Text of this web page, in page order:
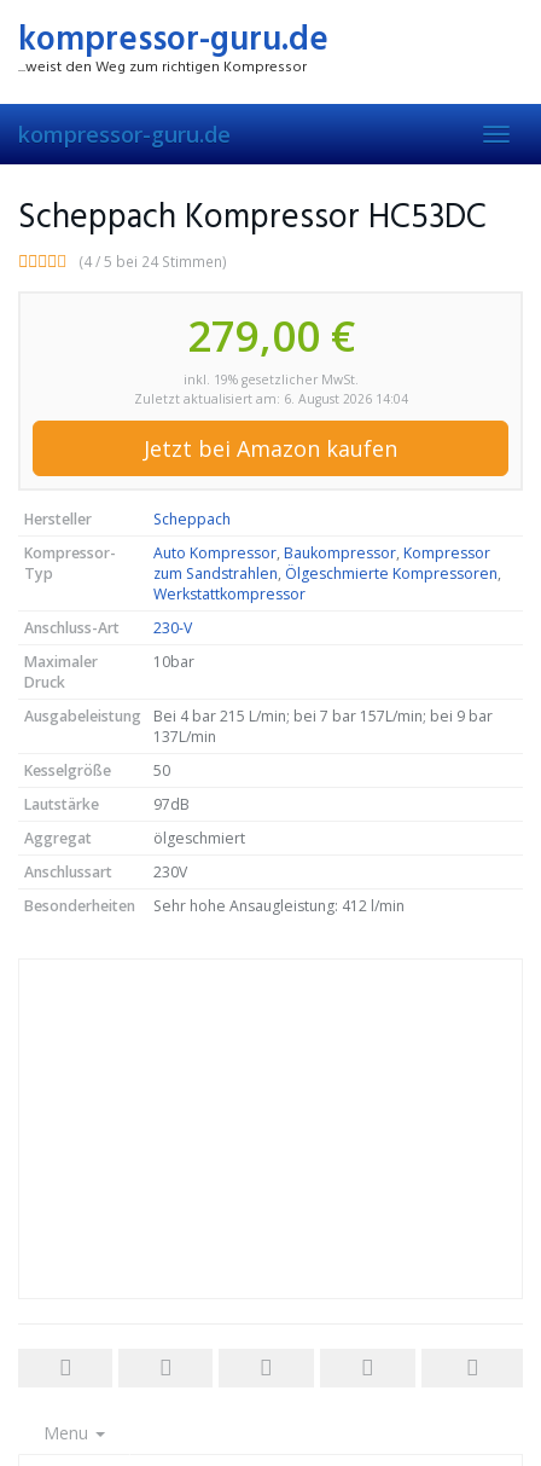
mainkompressor-guru.de
...weist den Weg zum richtigen Kompressor
kompressor-guru.de
Scheppach Kompressor HC53DC
(4 / 5 bei 24 Stimmen)
279,00 €
inkl. 19% gesetzlicher MwSt.
Zuletzt aktualisiert am: 6. August 2026 14:04
Jetzt bei Amazon kaufen
Hersteller
Scheppach
Kompressor-
Typ
Auto Kompressor, Baukompressor, Kompressor
zum Sandstrahlen, Ölgeschmierte Kompressoren,
Werkstattkompressor
Anschluss-Art
230-V
Maximaler
Druck
10bar
Ausgabeleistung
Bei 4 bar 215 L/min; bei 7 bar 157L/min; bei 9 bar
137L/min
Kesselgröße
50
Lautstärke
97dB
Aggregat
ölgeschmiert
Anschlussart
230V
Besonderheiten
Sehr hohe Ansaugleistung: 412 l/min
Menu